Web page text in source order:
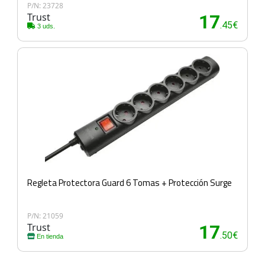
P/N: 23728
Trust
3 uds. 17.45€
Regleta Protectora Guard 6 Tomas + Protección Surge
P/N: 21059
Trust
En tienda 17.50€